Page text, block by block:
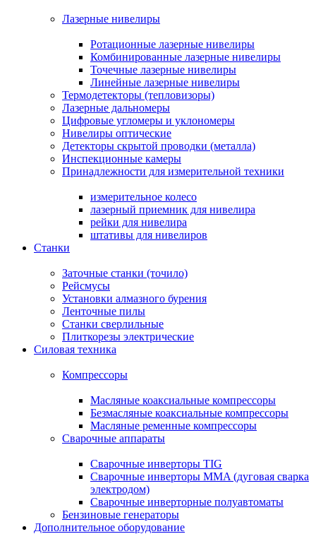
Лазерные нивелиры
Ротационные лазерные нивелиры
Комбинированные лазерные нивелиры
Точечные лазерные нивелиры
Линейные лазерные нивелиры
Термодетекторы (тепловизоры)
Лазерные дальномеры
Цифровые угломеры и уклономеры
Нивелиры оптические
Детекторы скрытой проводки (металла)
Инспекционные камеры
Принадлежности для измерительной техники
измерительное колесо
лазерный приемник для нивелира
рейки для нивелира
штативы для нивелиров
Станки
Заточные станки (точило)
Рейсмусы
Установки алмазного бурения
Ленточные пилы
Станки сверлильные
Плиткорезы электрические
Силовая техника
Компрессоры
Масляные коаксиальные компрессоры
Безмасляные коаксиальные компрессоры
Масляные ременные компрессоры
Сварочные аппараты
Сварочные инверторы TIG
Сварочные инверторы MMA (дуговая сварка
электродом)
Сварочные инверторные полуавтоматы
Бензиновые генераторы
Дополнительное оборудование